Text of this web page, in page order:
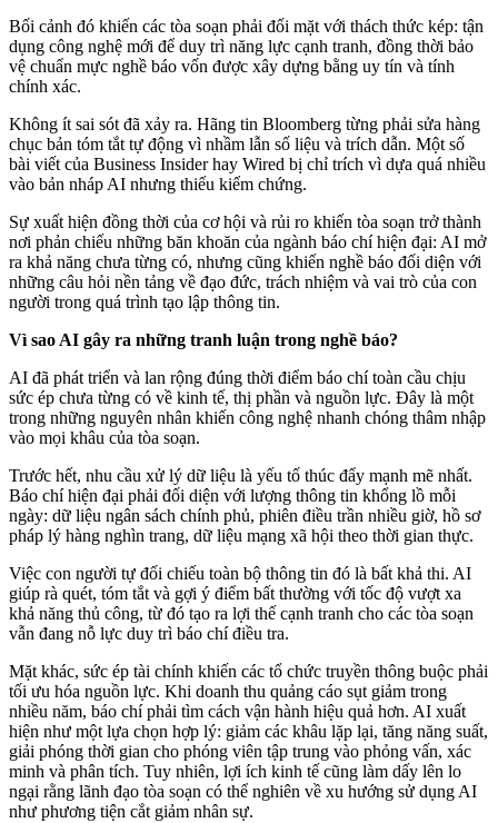
Bối cảnh đó khiến các tòa soạn phải đối mặt với thách thức kép: tận
dụng công nghệ mới để duy trì năng lực cạnh tranh, đồng thời bảo
vệ chuẩn mực nghề báo vốn được xây dựng bằng uy tín và tính
chính xác.
Không ít sai sót đã xảy ra. Hãng tin Bloomberg từng phải sửa hàng
chục bản tóm tắt tự động vì nhầm lẫn số liệu và trích dẫn. Một số
bài viết của Business Insider hay Wired bị chỉ trích vì dựa quá nhiều
vào bản nháp AI nhưng thiếu kiểm chứng.
Sự xuất hiện đồng thời của cơ hội và rủi ro khiến tòa soạn trở thành
nơi phản chiếu những băn khoăn của ngành báo chí hiện đại: AI mở
ra khả năng chưa từng có, nhưng cũng khiến nghề báo đối diện với
những câu hỏi nền tảng về đạo đức, trách nhiệm và vai trò của con
người trong quá trình tạo lập thông tin.
Vì sao AI gây ra những tranh luận trong nghề báo?
AI đã phát triển và lan rộng đúng thời điểm báo chí toàn cầu chịu
sức ép chưa từng có về kinh tế, thị phần và nguồn lực. Đây là một
trong những nguyên nhân khiến công nghệ nhanh chóng thâm nhập
vào mọi khâu của tòa soạn.
Trước hết, nhu cầu xử lý dữ liệu là yếu tố thúc đẩy mạnh mẽ nhất.
Báo chí hiện đại phải đối diện với lượng thông tin khổng lồ mỗi
ngày: dữ liệu ngân sách chính phủ, phiên điều trần nhiều giờ, hồ sơ
pháp lý hàng nghìn trang, dữ liệu mạng xã hội theo thời gian thực.
Việc con người tự đối chiếu toàn bộ thông tin đó là bất khả thi. AI
giúp rà quét, tóm tắt và gợi ý điểm bất thường với tốc độ vượt xa
khả năng thủ công, từ đó tạo ra lợi thế cạnh tranh cho các tòa soạn
vẫn đang nỗ lực duy trì báo chí điều tra.
Mặt khác, sức ép tài chính khiến các tổ chức truyền thông buộc phải
tối ưu hóa nguồn lực. Khi doanh thu quảng cáo sụt giảm trong
nhiều năm, báo chí phải tìm cách vận hành hiệu quả hơn. AI xuất
hiện như một lựa chọn hợp lý: giảm các khâu lặp lại, tăng năng suất,
giải phóng thời gian cho phóng viên tập trung vào phỏng vấn, xác
minh và phân tích. Tuy nhiên, lợi ích kinh tế cũng làm dấy lên lo
ngại rằng lãnh đạo tòa soạn có thể nghiên về xu hướng sử dụng AI
như phương tiện cắt giảm nhân sự.